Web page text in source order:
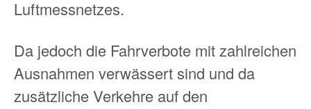
Luftmessnetzes.
Da jedoch die Fahrverbote mit zahlreichen
Ausnahmen verwässert sind und da
zusätzliche Verkehre auf den